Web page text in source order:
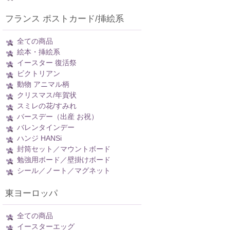
フランス ポストカード/挿絵系
全ての商品
絵本・挿絵系
イースター 復活祭
ビクトリアン
動物 アニマル柄
クリスマス/年賀状
スミレの花/すみれ
バースデー（出産 お祝）
バレンタインデー
ハンジ HANSi
封筒セット／マウントボード
勉強用ボード／壁掛けボード
シール／ノート／マグネット
東ヨーロッパ
全ての商品
イースターエッグ